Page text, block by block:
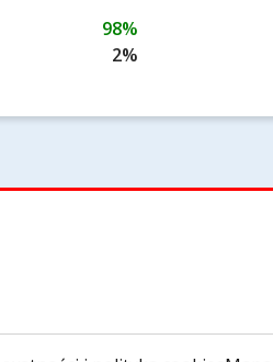
98%
2%